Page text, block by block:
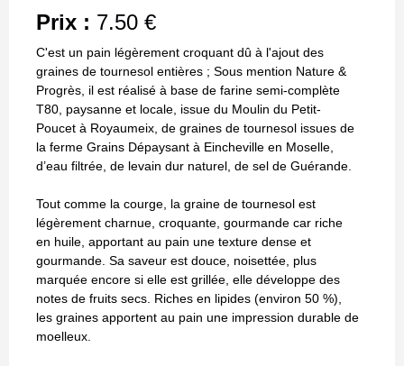
Prix : 7.50 €
C'est un pain légèrement croquant dû à l'ajout des
graines de tournesol entières ; Sous mention Nature &
Progrès, il est réalisé à base de farine semi-complète
T80, paysanne et locale, issue du Moulin du Petit-
Poucet à Royaumeix, de graines de tournesol issues de
la ferme Grains Dépaysant à Eincheville en Moselle,
d’eau filtrée, de levain dur naturel, de sel de Guérande.
Tout comme la courge, la graine de tournesol est
légèrement charnue, croquante, gourmande car riche
en huile, apportant au pain une texture dense et
gourmande. Sa saveur est douce, noisettée, plus
marquée encore si elle est grillée, elle développe des
notes de fruits secs. Riches en lipides (environ 50 %),
les graines apportent au pain une impression durable de
moelleux.